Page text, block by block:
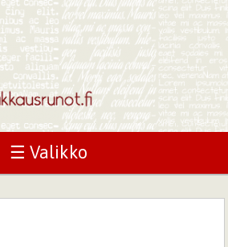
☰ Valikko